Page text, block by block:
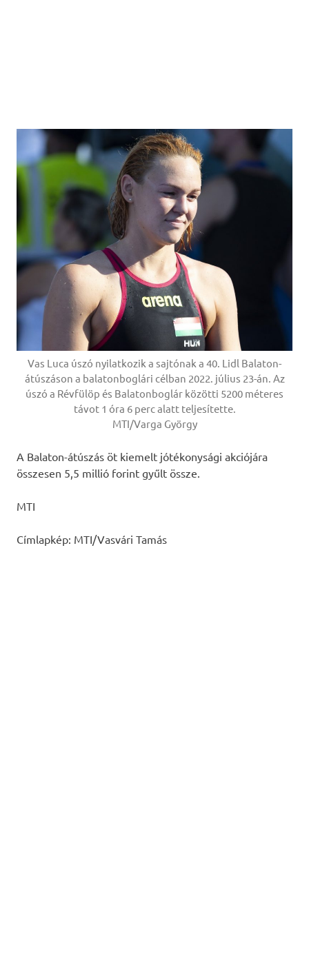
Vas Luca úszó nyilatkozik a sajtónak a 40. Lidl Balaton-
átúszáson a balatonboglári célban 2022. július 23-án. Az
úszó a Révfülöp és Balatonboglár közötti 5200 méteres
távot 1 óra 6 perc alatt teljesítette.
MTI/Varga György
A Balaton-átúszás öt kiemelt jótékonysági akciójára
összesen 5,5 millió forint gyűlt össze.
MTI
Címlapkép: MTI/Vasvári Tamás